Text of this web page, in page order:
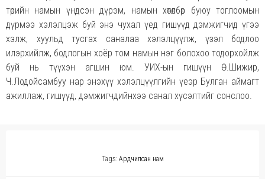
төрийн намын үндсэн дүрэм, намын хөтөлбөр буюу тоглоомын
дүрмээ хэлэлцэж буй энэ чухал үед гишүүд дэмжигчид үгээ
хэлж, хуульд тусгах саналаа хэлэлцүүлж, үзэл бодлоо
илэрхийлж, бодлогын хоёр том намын нэг болохоо тодорхойлж
буй нь түүхэн агшин юм. УИХ-ын гишүүн Ө.Шижир,
Ч.Лодойсамбуу нар энэхүү хэлэлцүүлгийн үеэр Булган аймагт
ажиллаж, гишүүд, дэмжигчдийнхээ санал хүсэлтийг сонслоо.
Tags: Ардчилсан нам